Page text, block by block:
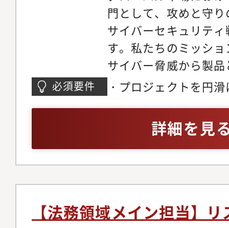
ルを持つチームメン
国際的な視野とネッ
できます●職場の雰
役割の壁を越え、互
切にしています・専
旺盛なメンバーが多
発に行われる風通し
の長期的なキャリア
システムセキュリテ
ナンスと3軸間活動の
ティ:情報ITシステム
ティ:R&D企画C、製
オペレーション本部
動)・重大インシデン
(各部門への支援と調
AUTO ISAC等)での
提言を通じたセキュ
新技術導入によるセ
策定●この仕事を通じ
クマネジメントの実
門として、攻めと守
サイバーセキュリテ
す。私たちのミッシ
サイバー脅威から製
り抜き、お客様と社
制を構築し、当社の
優位性を生み出すこ
する業務と期待する
キュリティ戦略を実
て、上長と共に、企
広く担当いただきま
内容です。1)サイバ
必須要件
・プロジェクトを円
キュリティテストや
な理解・サイバーセ
詳細を見
【法務領域メイン担当】